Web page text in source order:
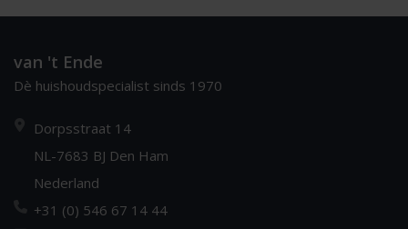
van 't Ende
Dè huishoudspecialist sinds 1970
Dorpsstraat 14
NL-7683 BJ Den Ham
Nederland
+31 (0) 546 67 14 44